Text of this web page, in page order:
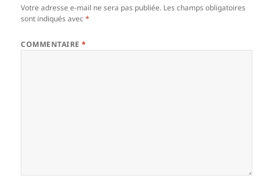
Votre adresse e-mail ne sera pas publiée. Les champs obligatoires
sont indiqués avec*
COMMENTAIRE*